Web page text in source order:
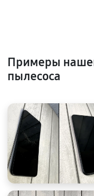
Примеры
пылесоса